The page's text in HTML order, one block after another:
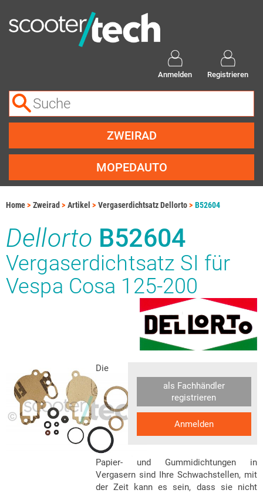
Anmelden Registrieren
ZWEIRAD
MOPEDAUTO
Home Zweirad Artikel Vergaserdichtsatz Dellorto B52604
Dellorto B52604
Vergaserdichtsatz SI für
Vespa Cosa 125-200
als Fachhändler
registrieren
Anmelden
Die
Papier- und Gummidichtungen in
Vergasern sind Ihre Schwachstellen, mit
der Zeit kann es sein, dass sie nicht